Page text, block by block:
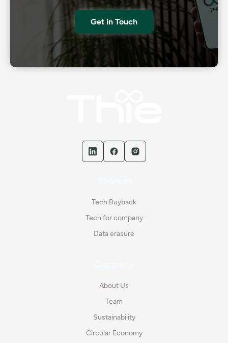
Get in Touch
Tech Buyback
Tech for company
Data erasure
About Us
Team
Sustainability
Circular Economy